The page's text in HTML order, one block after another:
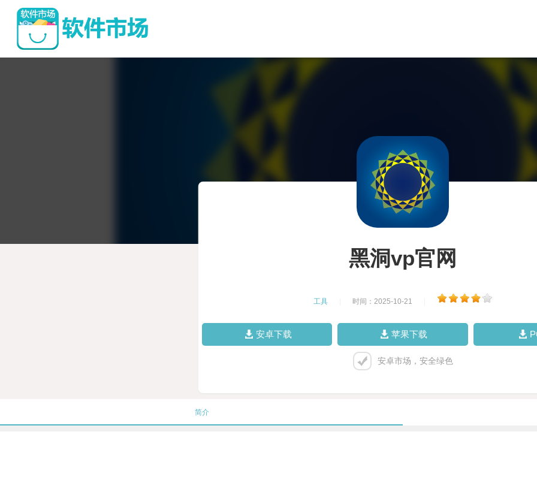
黑洞vp官网
工具 时间：2025-10-21
安卓下载 苹果下载
安卓市场，安全绿色
简介